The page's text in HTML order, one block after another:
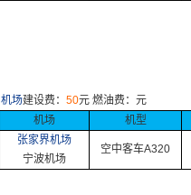
机场建设费： 50元 燃油费：元
机场
机型
张家界机场
宁波机场
空中客车A320